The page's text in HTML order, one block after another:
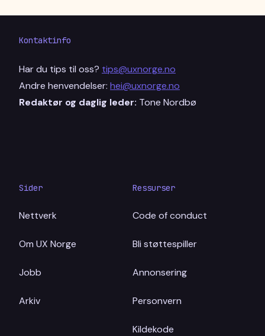
Kontaktinfo
Har du tips til oss? tips@uxnorge.no
Andre henvendelser: hei@uxnorge.no
Redaktør og daglig leder: Tone Nordbø
Sider
Nettverk
Om UX Norge
Jobb
Arkiv
Ressurser
Code of conduct
Bli støttespiller
Annonsering
Personvern
Kildekode